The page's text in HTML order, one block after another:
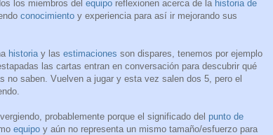
los miembros del equipo reflexionen acerca de la historia de
conocimiento y experiencia para así ir mejorando sus
historia y las estimaciones son dispares, tenemos por ejemplo
las cartas entran en conversación para descubrir qué
no saben. Vuelven a jugar y esta vez salen dos 5, pero el
probablemente porque el significado del punto de
equipo y aún no representa un mismo tamaño/esfuerzo para